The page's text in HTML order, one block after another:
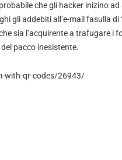
che gli hacker inizino
gli addebiti all’e-mail fasulla di
sia l’acquirente a trafugare i
pacco inesistente.
with-qr-codes/26943/